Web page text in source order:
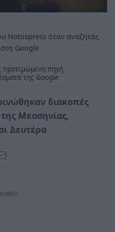
Notospress όταν αναζητάς
στη Google
πηγή
της Google
διακοπές
Μεσσηνίας,
Δευτέρα